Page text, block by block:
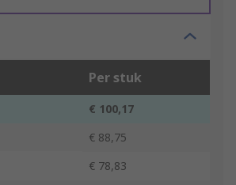
Per stuk
€ 100,17
€ 88,75
€ 78,83